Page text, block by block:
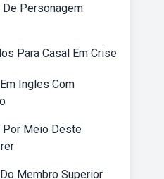
Personagem
Para Casal Em Crise
Ingles Com
Por Meio Deste
Membro Superior